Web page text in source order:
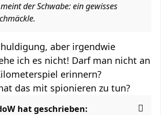
der Schwabe: ein gewisses
aber irgendwie
ich es nicht! Darf man nicht an
erinnern?
das mit spionieren zu tun?
hat geschrieben: